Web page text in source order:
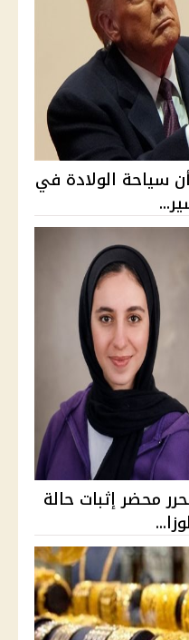
سياحة الولادة في
تحرر محضر إثبات حالة